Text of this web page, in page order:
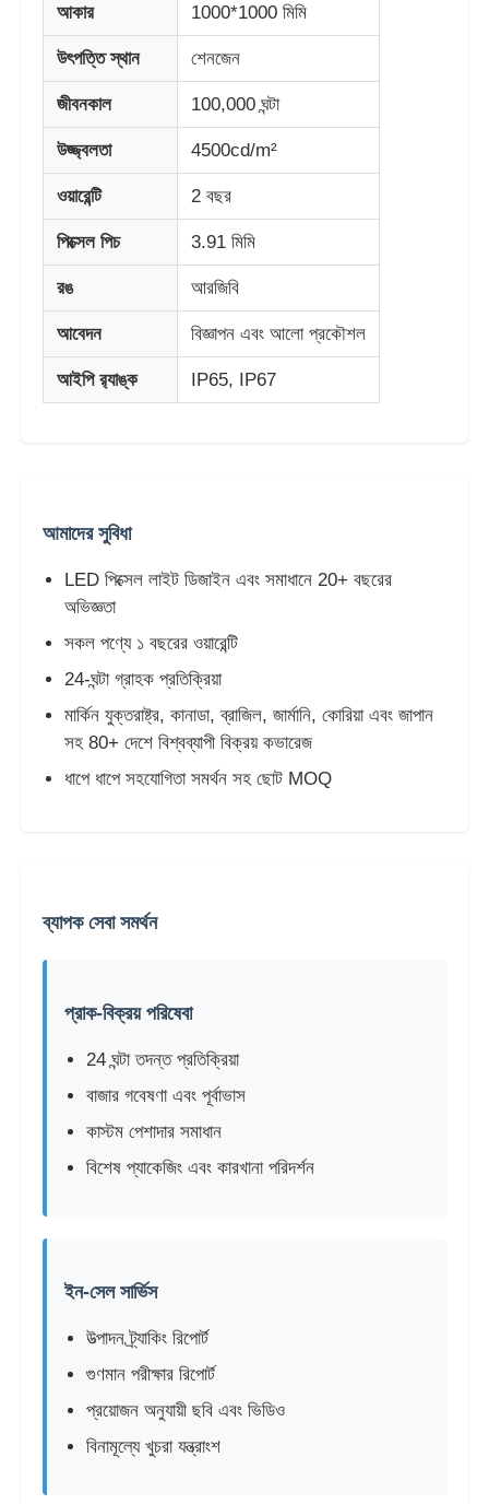
কারখানা ভ্রমণ
আমাদের সাথে যোগাযোগ করুন
খবর
সব ক্ষেত্রেই
নেতৃত্বে জাল প্রদর্শন
এলইডি স্বচ্ছ ফিল্ম স্ক্রিন
স্বচ্ছ LED ডিসপ্লে
ড্রোন উড়ন্ত এলইডি স্ক্রিন
নেতৃত্বাধীন গ্রিল স্ক্রিন
আকার 1000*1000 মিমি
উৎপত্তি স্থান শেনজেন
জীবনকাল 100,000 ঘন্টা
উজ্জ্বলতা 4500cd/m²
ওয়ারেন্টি 2 বছর
পিক্সেল পিচ 3.91 মিমি
রঙ আরজিবি
আবেদন বিজ্ঞাপন এবং আলো প্রকৌশল
আইপি র‍্যাঙ্ক IP65, IP67
আমাদের সুবিধা
LED পিক্সেল লাইট ডিজাইন এবং সমাধানে 20+ বছরের
অভিজ্ঞতা
সকল পণ্যে ১ বছরের ওয়ারেন্টি
24-ঘন্টা গ্রাহক প্রতিক্রিয়া
মার্কিন যুক্তরাষ্ট্র, কানাডা, ব্রাজিল, জার্মানি, কোরিয়া এবং জাপান
সহ 80+ দেশে বিশ্বব্যাপী বিক্রয় কভারেজ
ধাপে ধাপে সহযোগিতা সমর্থন সহ ছোট MOQ
ব্যাপক সেবা সমর্থন
প্রাক-বিক্রয় পরিষেবা
24 ঘন্টা তদন্ত প্রতিক্রিয়া
বাজার গবেষণা এবং পূর্বাভাস
কাস্টম পেশাদার সমাধান
বিশেষ প্যাকেজিং এবং কারখানা পরিদর্শন
ইন-সেল সার্ভিস
উত্পাদন ট্র্যাকিং রিপোর্ট
গুণমান পরীক্ষার রিপোর্ট
প্রয়োজন অনুযায়ী ছবি এবং ভিডিও
বিনামূল্যে খুচরা যন্ত্রাংশ